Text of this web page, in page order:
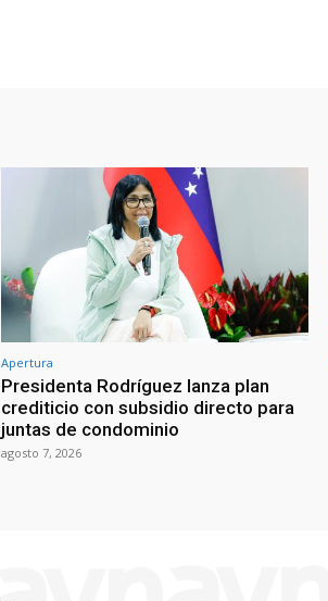
Apertura
Presidenta Rodríguez lanza plan
crediticio con subsidio directo para
juntas de condominio
agosto 7, 2026